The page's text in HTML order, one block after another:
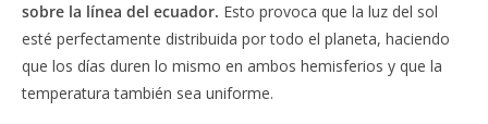
sobre la línea del ecuador. Esto provoca que la luz del sol
esté perfectamente distribuida por todo el planeta, haciendo
que los días duren lo mismo en ambos hemisferios y que la
temperatura también sea uniforme.